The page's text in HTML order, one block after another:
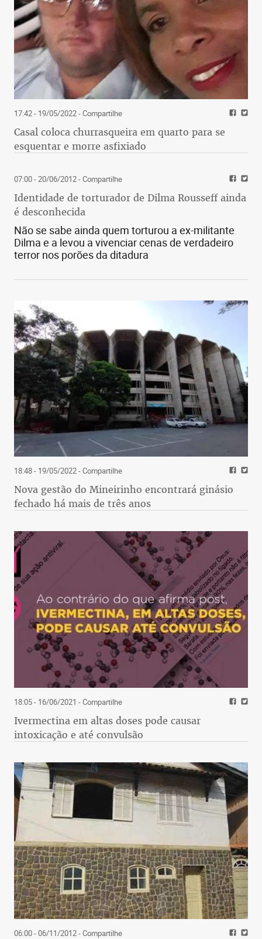
17:42 - 19/05/2022- Compartilhe
Casal coloca churrasqueira em quarto para se
esquentar e morre asfixiado
07:00 - 20/06/2012- Compartilhe
Identidade de torturador de Dilma Rousseff ainda
é desconhecida
Não se sabe ainda quem torturou a ex-militante
Dilma e a levou a vivenciar cenas de verdadeiro
terror nos porões da ditadura
18:48 - 19/05/2022- Compartilhe
Nova gestão do Mineirinho encontrará ginásio
fechado há mais de três anos
18:05 - 16/06/2021 - Compartilhe
Ivermectina em altas doses pode causar
intoxicação e até convulsão
06:00 - 06/11/2012- Compartilhe